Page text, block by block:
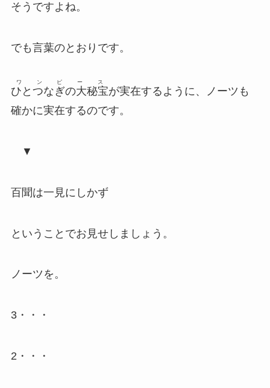
そうですよね。
でも言葉のとおりです。
ひとつなぎの大秘宝
ワンピース
が実在するように、ノーツも
確かに実在するのです。
▼
百聞は一見にしかず
ということでお見せしましょう。
ノーツを。
3・・・
2・・・